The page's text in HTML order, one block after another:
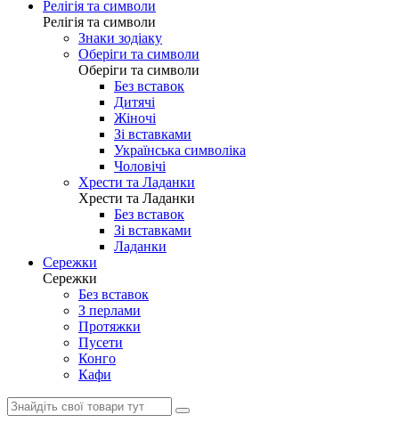
Релігія та символи
Релігія та символи
Знаки зодіаку
Оберіги та символи
Оберіги та символи
Без вставок
Дитячі
Жіночі
Зі вставками
Українська символіка
Чоловічі
Хрести та Ладанки
Хрести та Ладанки
Без вставок
Зі вставками
Ладанки
Сережки
Сережки
Без вставок
З перлами
Протяжки
Пусети
Конго
Кафи